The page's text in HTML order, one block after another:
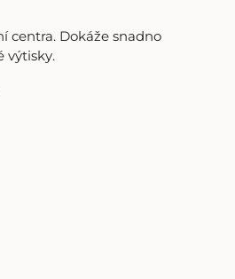
centra. Dokáže snadno
výtisky.